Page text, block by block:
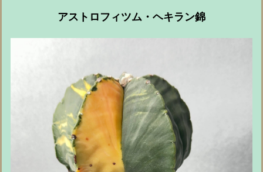
アストロフィツム・ヘキラン錦